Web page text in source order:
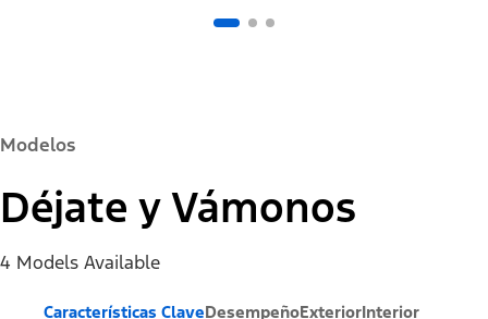
Modelos
Déjate y Vámonos
4 Models Available
Características ClaveDesempeñoExteriorInterior